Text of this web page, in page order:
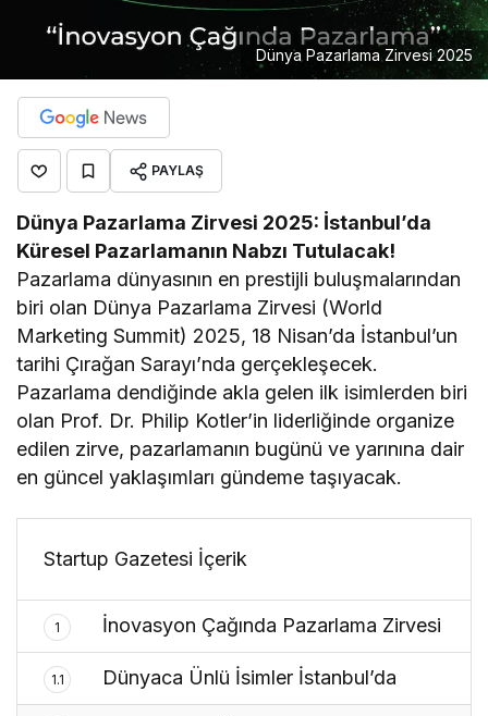
Dünya Pazarlama Zirvesi 2025
PAYLAŞ
Dünya Pazarlama Zirvesi 2025: İstanbul’da
Küresel Pazarlamanın Nabzı Tutulacak!
Pazarlama dünyasının en prestijli buluşmalarından
biri olan Dünya Pazarlama Zirvesi (World
Marketing Summit) 2025, 18 Nisan’da İstanbul’un
tarihi Çırağan Sarayı’nda gerçekleşecek.
Pazarlama dendiğinde akla gelen ilk isimlerden biri
olan Prof. Dr. Philip Kotler’in liderliğinde organize
edilen zirve, pazarlamanın bugünü ve yarınına dair
en güncel yaklaşımları gündeme taşıyacak.
Startup Gazetesi İçerik
1 İnovasyon Çağında Pazarlama Zirvesi
1.1 Dünyaca Ünlü İsimler İstanbul’da